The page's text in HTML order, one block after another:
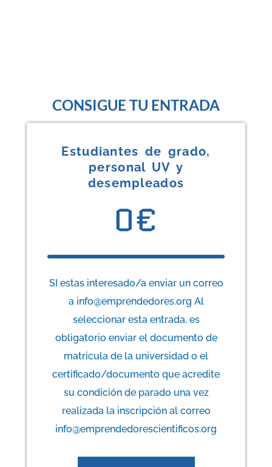
CONSIGUE TU ENTRADA
Estudiantes de grado,
personal UV y
desempleados
0€
1/
SI estas interesado/a enviar un correo
a info@emprendedores.org Al
seleccionar esta entrada, es
obligatorio enviar el documento de
matricula de la universidad o el
certificado/documento que acredite
su condición de parado una vez
realizada la inscripción al correo
info@emprendedorescientificos.org